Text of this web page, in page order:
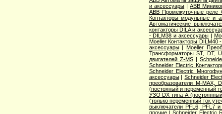
и аксессуары|ABB
ABB Промежуточные реле
Контакторы модульные и
Автоматические
контакторы DILA и
- DILM38 и аксессуары |
Moeller Контакторы DILM40
аксессуары|Moeller
Трансформаторы ST, DT,
двигателей Z-MS|
Schneider Electric
Schneider Electric
аксессуары|Schneider
преобразователи M-MAX,
(постояный и переменный
УЗО DX типа А
(только переменный ток
выключатели PFL6, PFL7 и
прочие|Schneider Electric